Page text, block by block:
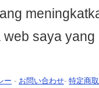
web saya
ー - お問い合わせ- 特定商